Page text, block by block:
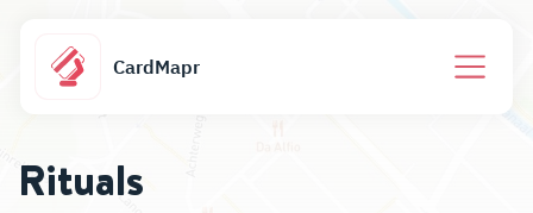
CardMapr
Rituals